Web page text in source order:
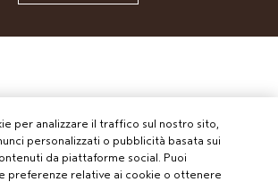
per analizzare il traffico sul nostro sito,
personalizzati o pubblicità basata sui
da piattaforme social. Puoi
preferenze relative ai cookie o ottenere